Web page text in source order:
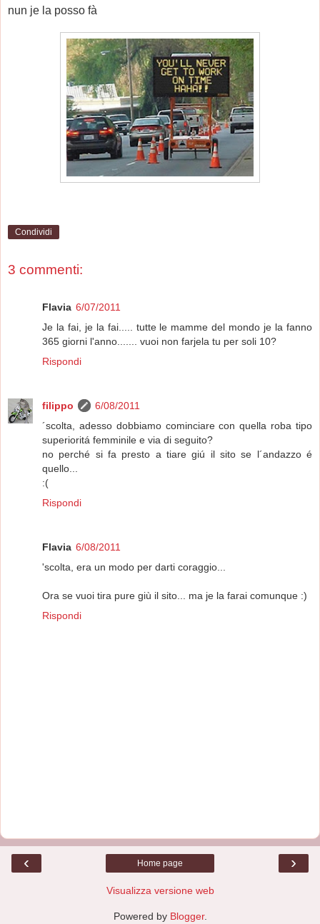
nun je la posso fà
Condividi
3 commenti:
Flavia 6/07/2011
Je la fai, je la fai..... tutte le mamme del mondo je la fanno
365 giorni l'anno....... vuoi non farjela tu per soli 10?
Rispondi
filippo
6/08/2011
´scolta, adesso dobbiamo cominciare con quella roba tipo
superioritá femminile e via di seguito?
no perché si fa presto a tiare giú il sito se l´andazzo é
quello...
:(
Rispondi
Flavia 6/08/2011
'scolta, era un modo per darti coraggio...
Ora se vuoi tira pure giù il sito... ma je la farai comunque :)
Rispondi
‹ ›
Home page
Visualizza versione web
Powered by Blogger.